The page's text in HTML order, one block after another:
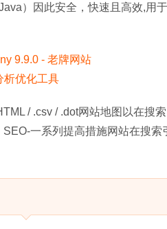
）因此安全，快速且高效,用
/ .csv / .dot网站地图以在搜索
一系列提高措施网站在搜